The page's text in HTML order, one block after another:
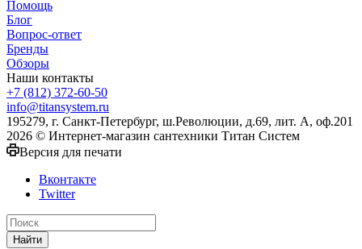
Помощь
Блог
Вопрос-ответ
Бренды
Обзоры
Наши контакты
+7 (812) 372-60-50
info@titansystem.ru
195279, г. Санкт-Петербург, ш.Революции, д.69, лит. А, оф.201
2026 © Интернет-магазин сантехники Титан Систем
Версия для печати
Вконтакте
Twitter
Найти